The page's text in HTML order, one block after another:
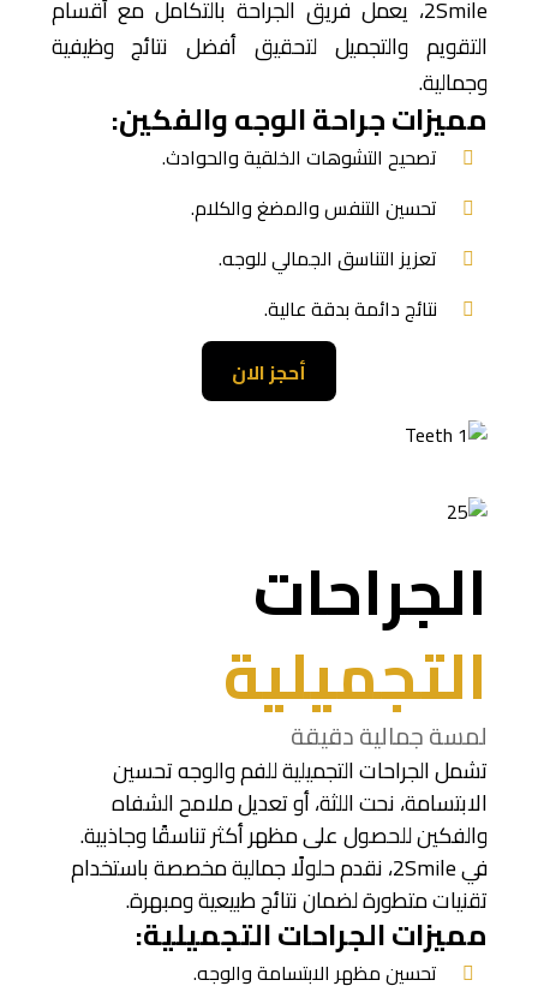
2Smile، يعمل فريق الجراحة بالتكامل مع أقسام
التقويم والتجميل لتحقيق أفضل نتائج وظيفية
وجمالية.
مميزات جراحة الوجه والفكين:
تصحيح التشوهات الخلقية والحوادث.
تحسين التنفس والمضغ والكلام.
تعزيز التناسق الجمالي للوجه.
نتائج دائمة بدقة عالية.
أحجز الان
الجراحات
التجميلية
لمسة جمالية دقيقة
تشمل الجراحات التجميلية للفم والوجه تحسين
الابتسامة، نحت اللثة، أو تعديل ملامح الشفاه
والفكين للحصول على مظهر أكثر تناسقًا وجاذبية.
في 2Smile، نقدم حلولًا جمالية مخصصة باستخدام
تقنيات متطورة لضمان نتائج طبيعية ومبهرة.
مميزات الجراحات التجميلية:
تحسين مظهر الابتسامة والوجه.